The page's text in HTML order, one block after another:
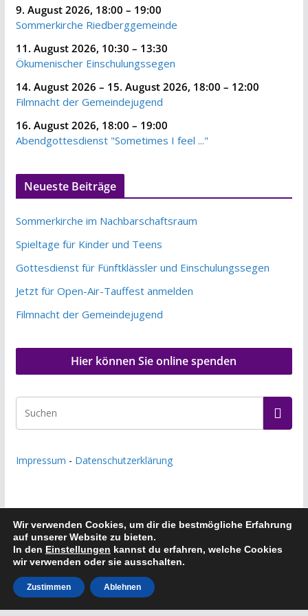
9. August 2026, 18:00 – 19:00
Sommerkirche Riedberggemeinde
11. August 2026, 10:30 – 13:30
Ökumenischer Einschulungssegen
14. August 2026 – 15. August 2026, 18:00 – 12:00
Filmnacht der Gemeindejugend
16. August 2026, 18:00 – 19:00
Abendgottesdienst "Sometimes I feel ..."
Neueste Beiträge
Sommerkirche im Nachbarschaftsraum
Spieltage für Kinder und Teens
Gottesdienst für Fünftklässler und Einschulungssegen
Jetzt für Open-Air-Tauffest anmelden
Filmnacht der Gemeindejugend
Hier können Sie online spenden
Impressum - Datenschutzerklärung
Copyright © 2026Evangelische Kirchengemeinde Frankfurt
a.M.-Riedberg. Alle Rechte vorbehalten.
Theme:ColorMagvon ThemeGrill. Präsentiert von
WordPress
Wir verwenden Cookies, um dir die bestmögliche Erfahrung
auf unserer Website zu bieten.
In den Einstellungen kannst du erfahren, welche Cookies
wir verwenden oder sie ausschalten.
Zustimmen Ablehnen